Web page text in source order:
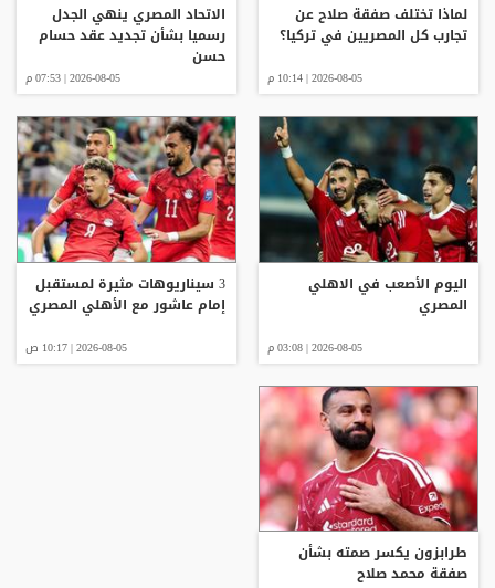
لماذا تختلف صفقة صلاح عن
تجارب كل المصريين في تركيا؟
2026-08-05 | 10:14 م
الاتحاد المصري ينهي الجدل
رسميا بشأن تجديد عقد حسام
حسن
2026-08-05 | 07:53 م
اليوم الأصعب في الاهلي
المصري
2026-08-05 | 03:08 م
3 سيناريوهات مثيرة لمستقبل
إمام عاشور مع الأهلي المصري
2026-08-05 | 10:17 ص
طرابزون يكسر صمته بشأن
صفقة محمد صلاح